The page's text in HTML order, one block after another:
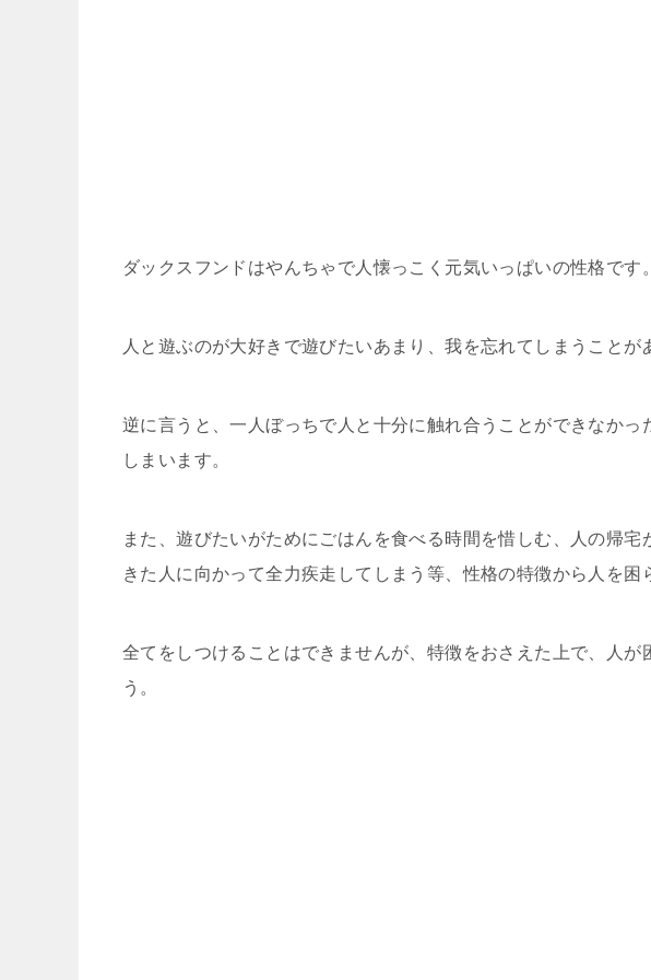
ダックスフンドはやんちゃで人懐っこく元気いっぱいの性格です。
人と遊ぶのが大好きで遊びたいあまり、我を忘れてしまうことが
逆に言うと、一人ぼっちで人と十分に触れ合うことができなか
しまいます。
また、遊びたいがためにごはんを食べる時間を惜しむ、人の帰
きた人に向かって全力疾走してしまう等、性格の特徴から人を困
全てをしつけることはできませんが、特徴をおさえた上で、人が
う。